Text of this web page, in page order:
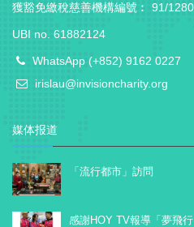
獲豁免繳稅慈善機構編號︰ 91/
UBI no. 61882124
WhatsApp (+852) 9162 0227
irislau@invisioncharity.org
媒体报道
「流行都市」訪問
感謝HOY TV報導「夢飛